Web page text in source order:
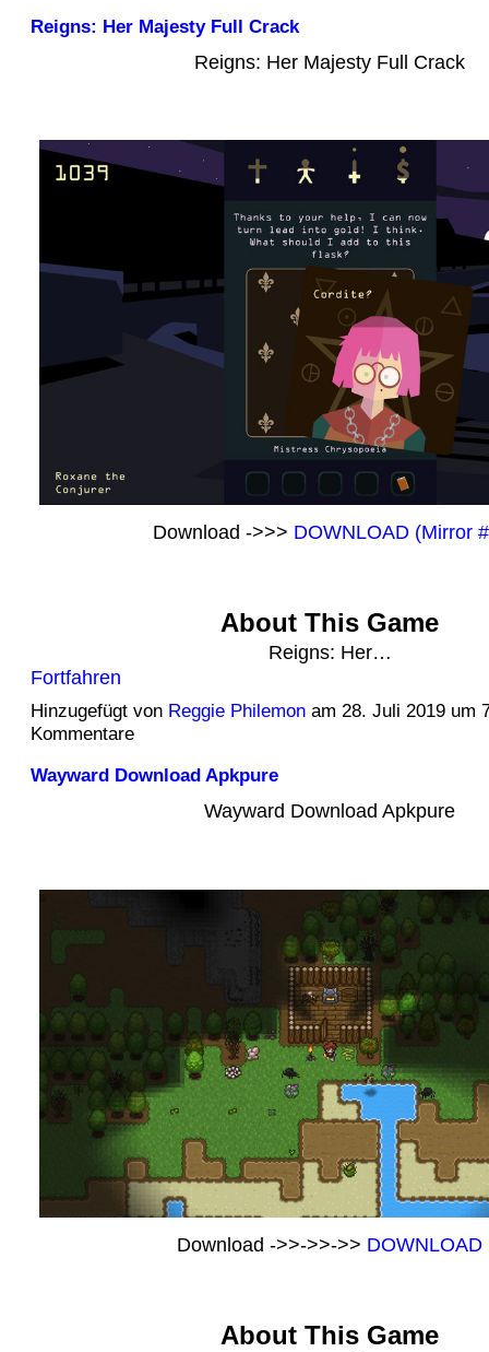
Reigns: Her Majesty Full Crack
Reigns: Her Majesty Full Crack
Download ->>> DOWNLOAD (Mirror
About This Game
Reigns: Her…
Fortfahren
Hinzugefügt von Reggie Philemonam 28. Juli 2019 um
Kommentare
Wayward Download Apkpure
Wayward Download Apkpure
Download ->>->>->> DOWNLOAD
About This Game